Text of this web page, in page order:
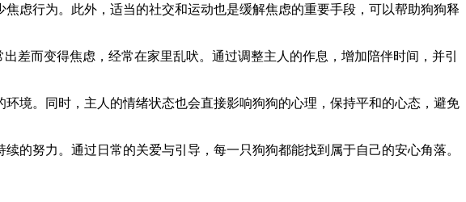
虑行为。此外，适当的社交和运动也是缓解焦虑的重要手段，可以帮助狗狗释
差而变得焦虑，经常在家里乱吠。通过调整主人的作息，增加陪伴时间，并引
境。同时，主人的情绪状态也会直接影响狗狗的心理，保持平和的心态，避免
的努力。通过日常的关爱与引导，每一只狗狗都能找到属于自己的安心角落。